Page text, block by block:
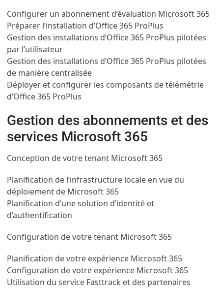
Configurer un abonnement d’évaluation Microsoft 365
Préparer l’installation d’Office 365 ProPlus
Gestion des installations d’Office 365 ProPlus pilotées
par l’utilisateur
Gestion des installations d’Office 365 ProPlus pilotées
de manière centralisée
Déployer et configurer les composants de télémétrie
d’Office 365 ProPlus
Gestion des abonnements et des
services Microsoft 365
Conception de votre tenant Microsoft 365
Planification de l’infrastructure locale en vue du
déploiement de Microsoft 365
Planification d’une solution d’identité et
d’authentification
Configuration de votre tenant Microsoft 365
Planification de votre expérience Microsoft 365
Configuration de votre expérience Microsoft 365
Utilisation du service Fasttrack et des partenaires